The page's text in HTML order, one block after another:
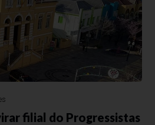
filial do Progressistas